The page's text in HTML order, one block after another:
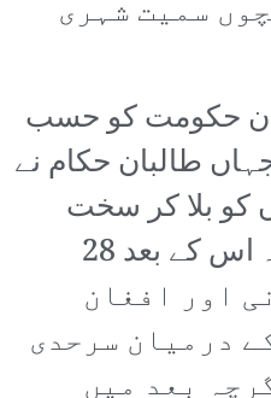
سمیت شہری
حکومت کو حسب
طالبان حکام نے
کو بلا کر سخت
احتجاج ریکارڈ کروایا۔ اس کے بعد 28
اور افغان
درمیان سرحدی